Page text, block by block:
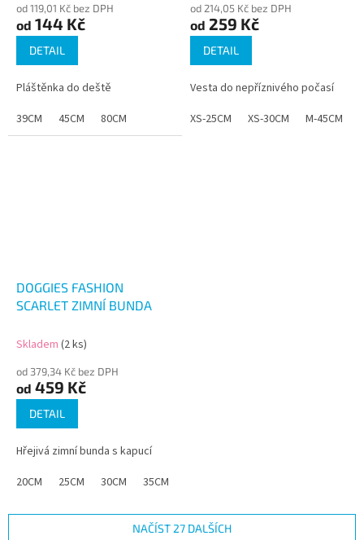
od 119,01 Kč bez DPH
od 144 Kč
DETAIL
Pláštěnka do deště
39CM
45CM 80CM
od 214,05 Kč bez DPH
od 259 Kč
DETAIL
Vesta do nepříznivého počasí
XS-25CM
XS-30CM M-45CM
DOGGIES FASHION
SCARLET ZIMNÍ BUNDA
Skladem (2 ks)
od 379,34 Kč bez DPH
od 459 Kč
DETAIL
Hřejivá zimní bunda s kapucí
20CM
25CM 30CM 35CM
NAČÍST 27 DALŠÍCH